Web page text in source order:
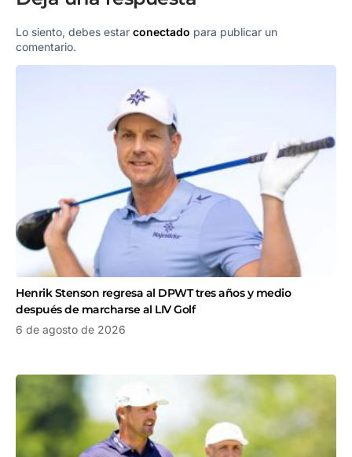
Lo siento, debes estar conectado para publicar un
comentario.
Henrik Stenson regresa al DPWT tres años y medio
después de marcharse al LIV Golf
6 de agosto de 2026